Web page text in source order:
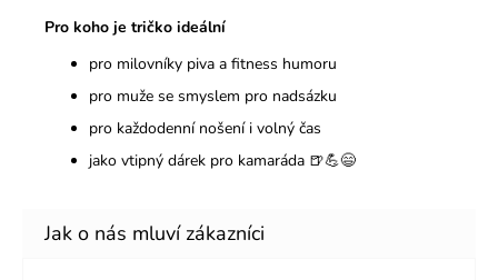
Pro koho je tričko ideální
pro milovníky piva a fitness humoru
pro muže se smyslem pro nadsázku
pro každodenní nošení i volný čas
jako vtipný dárek pro kamaráda 🍺💪😄